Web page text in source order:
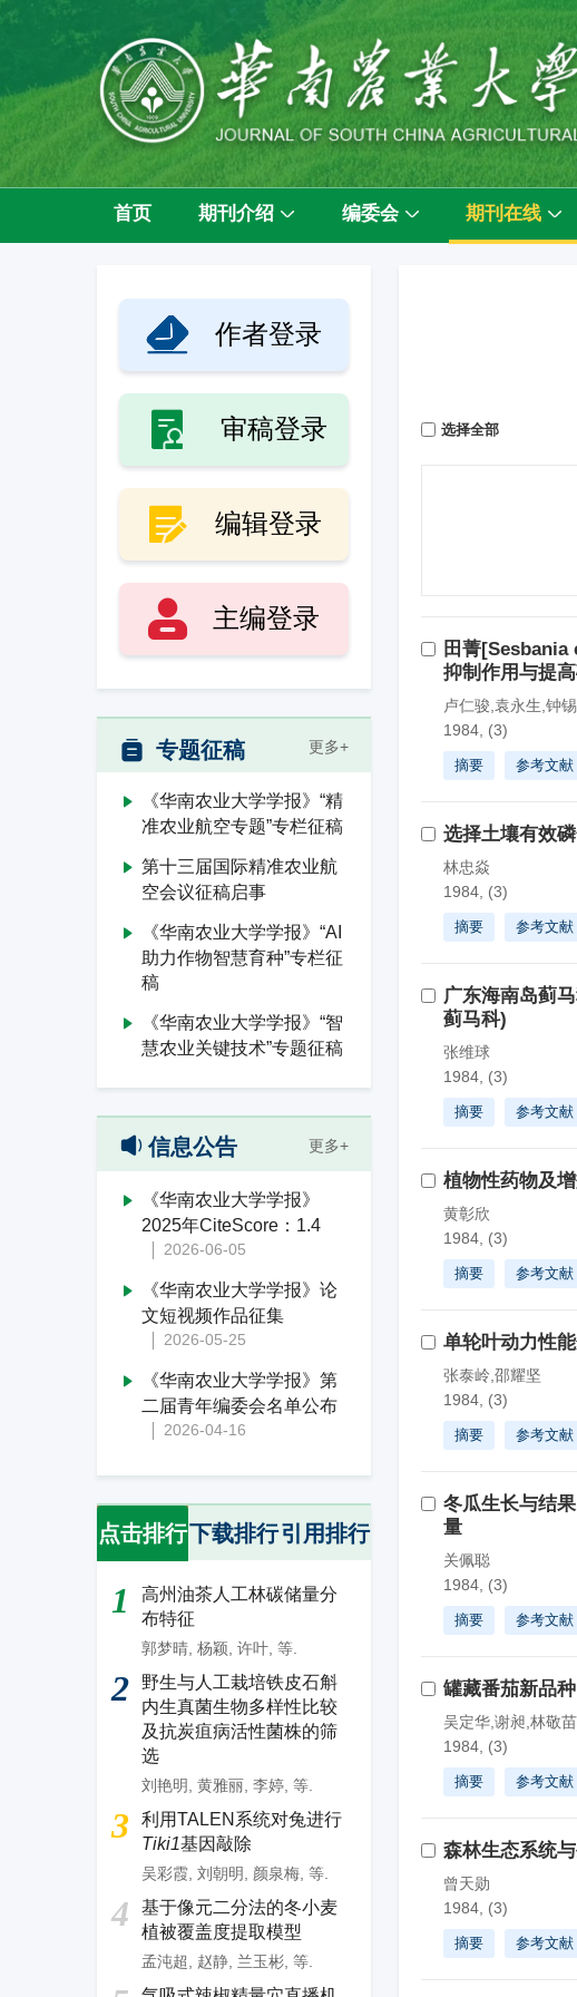
首页 期刊介绍 编委会 期刊在线
作者登录
审稿登录
编辑登录
主编登录
专题征稿 更多+
《华南农业大学学报》“精
准农业航空专题”专栏征稿
第十三届国际精准农业航
空会议征稿启事
《华南农业大学学报》“AI
助力作物智慧育种”专栏征
稿
《华南农业大学学报》“智
慧农业关键技术”专题征稿
信息公告 更多+
《华南农业大学学报》
2025年CiteScore：1.4
2026-06-05
《华南农业大学学报》论
文短视频作品征集
2026-05-25
《华南农业大学学报》第
二届青年编委会名单公布
2026-04-16
点击排行下载排行引用排行
1
高州油茶人工林碳储量分
布特征
郭梦晴 杨颖 许叶 等.
2
野生与人工栽培铁皮石斛
内生真菌生物多样性比较
及抗炭疽病活性菌株的筛
选
刘艳明 黄雅丽 李婷 等.
3
利用TALEN系统对兔进行
Tiki1基因敲除
吴彩霞 刘朝明 颜泉梅 等.
4
基于像元二分法的冬小麦
植被覆盖度提取模型
孟沌超 赵静 兰玉彬 等.
选择全部
田菁
抑制作用与提
卢仁骏,袁永生,钟
1984, (3)
摘要 参考文献
选择土壤有效
林忠焱
1984, (3)
摘要 参考文献
广东海南岛蓟
蓟马科)
张维球
1984, (3)
摘要 参考文献
植物性药物及
黄彰欣
1984, (3)
摘要 参考文献
单轮叶动力性
张泰岭,邵耀坚
1984, (3)
摘要 参考文献
冬瓜生长与结
量
关佩聪
1984, (3)
摘要 参考文献
罐藏番茄新品
吴定华,谢昶,林敬苗
1984, (3)
摘要 参考文献
森林生态系统
曾天勋
1984, (3)
摘要 参考文献